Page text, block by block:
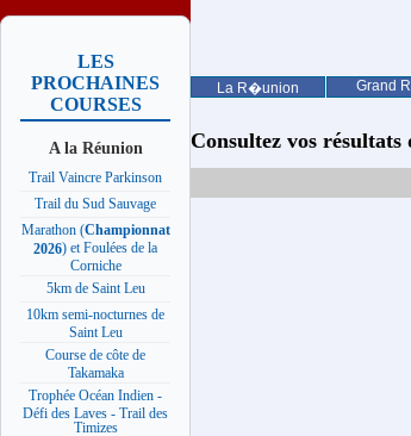
La R�union Grand
LES
PROCHAINES
COURSES
A la Réunion
Trail Vaincre Parkinson
Trail du Sud Sauvage
Marathon (Championnat
2026) et Foulées de la
Corniche
5km de Saint Leu
10km semi-nocturnes de
Saint Leu
Course de côte de
Takamaka
Trophée Océan Indien -
Défi des Laves - Trail des
Timizes
Consultez vos